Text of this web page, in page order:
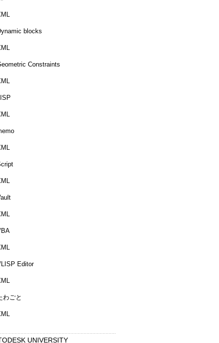
blocks
Constraints
LISP
Editor
わごと
UNIVERSITY